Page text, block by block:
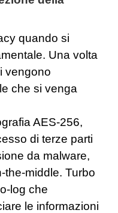
quando si
Una volta
vengono
che si venga
AES-256,
di terze parti
da malware,
the-middle. Turbo
log che
le informazioni